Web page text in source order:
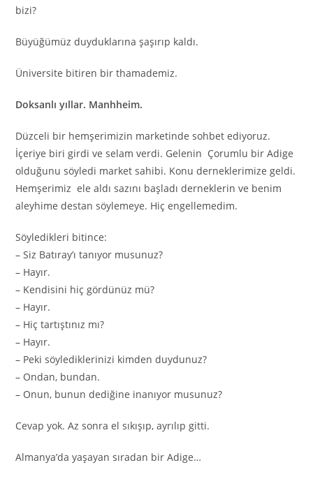
bizi?
Büyüğümüz duyduklarına şaşırıp kaldı.
Üniversite bitiren bir thamademiz.
Doksanlı yıllar. Manhheim.
Düzceli bir hemşerimizin marketinde sohbet ediyoruz.
İçeriye biri girdi ve selam verdi. Gelenin Çorumlu bir Adige
olduğunu söyledi market sahibi. Konu derneklerimize geldi.
Hemşerimiz ele aldı sazını başladı derneklerin ve benim
aleyhime destan söylemeye. Hiç engellemedim.
Söyledikleri bitince:
– Siz Batıray’ı tanıyor musunuz?
– Hayır.
– Kendisini hiç gördünüz mü?
– Hayır.
– Hiç tartıştınız mı?
– Hayır.
– Peki söylediklerinizi kimden duydunuz?
– Ondan, bundan.
– Onun, bunun dediğine inanıyor musunuz?
Cevap yok. Az sonra el sıkışıp, ayrılıp gitti.
Almanya’da yaşayan sıradan bir Adige…